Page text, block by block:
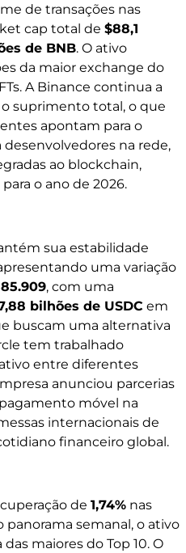
de transações nas
cap total de $88,1
de BNB. O ativo
da maior exchange do
A Binance continua a
suprimento total, o que
apontam para o
na rede,
ao blockchain,
o ano de 2026.
sua estabilidade
uma variação
, com uma
bilhões de USDC em
buscam uma alternativa
tem trabalhado
entre diferentes
anunciou parcerias
móvel na
internacionais de
financeiro global.
de 1,74% nas
panorama semanal, o ativo
das maiores do Top 10. O